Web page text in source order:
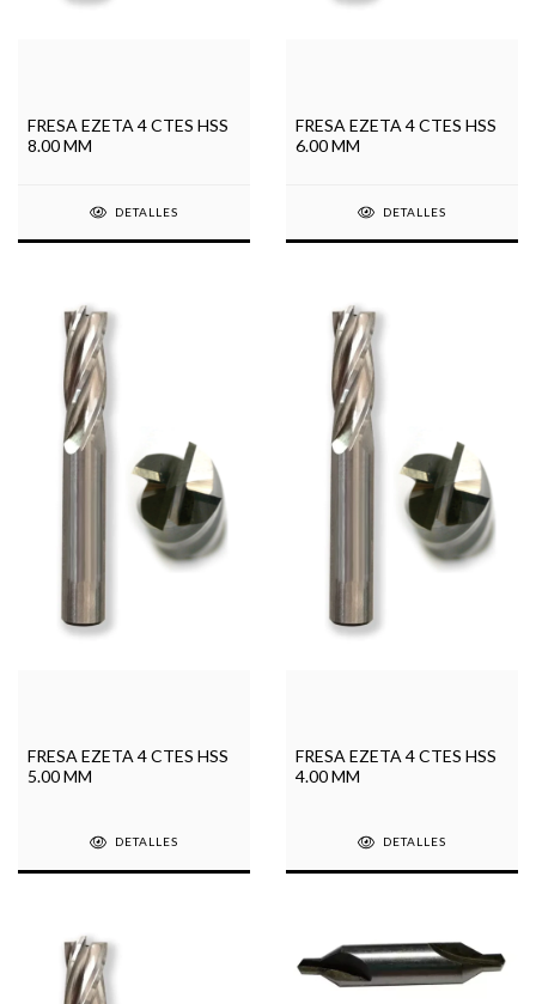
FRESA EZETA 4 CTES HSS
8.00 MM
DETALLES
FRESA EZETA 4 CTES HSS
6.00 MM
DETALLES
FRESA EZETA 4 CTES HSS
5.00 MM
DETALLES
FRESA EZETA 4 CTES HSS
4.00 MM
DETALLES